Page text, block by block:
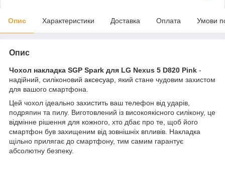
Опис Характеристики Доставка Оплата Умови
Опис
Чохол накладка SGP Spark для LG Nexus 5 D820 Pink -
надійний, силіконовий аксесуар , який стане чудовим захистом
для вашого смартфона.
Цей чохол ідеально захистить ваш телефон від ударів,
подряпин та пилу. Виготовлений із високоякісного силікону, це
відмінне рішення для кожного, хто дбає про те, щоб його
смартфон був захищеним від зовнішніх впливів. Накладка
щільно прилягає до смартфону, тим самим гарантує
абсолютну безпеку.